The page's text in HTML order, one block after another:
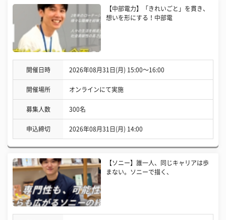
【中部電力】「きれいごと」を貫き、
想いを形にする！中部電
開催日時 2026年08月31日(月) 15:00〜16:00
開催場所 オンラインにて実施
募集人数 300名
申込締切 2026年08月31日(月) 14:00
【ソニー】誰一人、同じキャリアは歩
まない。ソニーで描く、